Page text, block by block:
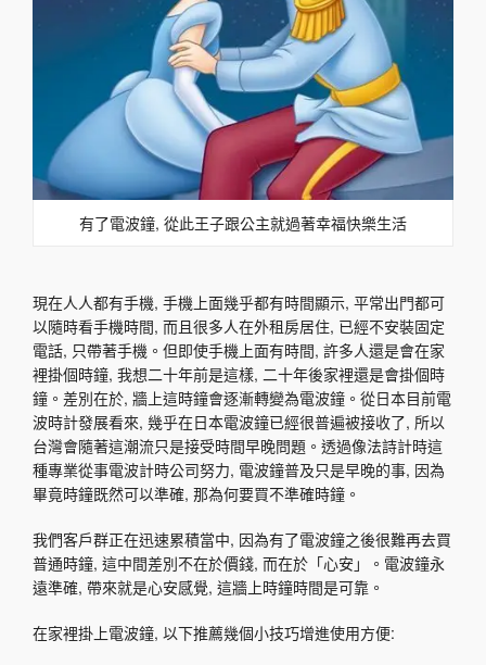
有了電波鐘, 從此王子跟公主就過著幸福快樂生活
現在人人都有手機, 手機上面幾乎都有時間顯示, 平常出門都可
以隨時看手機時間, 而且很多人在外租房居住, 已經不安裝固定
電話, 只帶著手機。但即使手機上面有時間, 許多人還是會在家
裡掛個時鐘, 我想二十年前是這樣, 二十年後家裡還是會掛個時
鐘。差別在於, 牆上這時鐘會逐漸轉變為電波鐘。從日本目前電
波時計發展看來, 幾乎在日本電波鐘已經很普遍被接收了, 所以
台灣會隨著這潮流只是接受時間早晚問題。透過像法詩計時這
種專業從事電波計時公司努力, 電波鐘普及只是早晚的事, 因為
畢竟時鐘既然可以準確, 那為何要買不準確時鐘。
我們客戶群正在迅速累積當中, 因為有了電波鐘之後很難再去買
普通時鐘, 這中間差別不在於價錢, 而在於「心安」。電波鐘永
遠準確, 帶來就是心安感覺, 這牆上時鐘時間是可靠。
在家裡掛上電波鐘, 以下推薦幾個小技巧增進使用方便: